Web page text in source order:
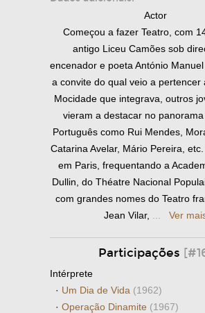
Actor
Começou a fazer Teatro, com
antigo Liceu Camões sob
encenador e poeta António
a convite do qual veio a pertencer
Mocidade que integrava, outros
vieram a destacar no
Português como Rui Mendes,
Catarina Avelar, Mário Pereira,
em Paris, frequentando a
Dullin, do Théatre Nacional
com grandes nomes do Teatro
Jean Vilar,
Ver
Participações
Intérprete
· Um Dia de Vida (1962)
· Operação Dinamite (1967)